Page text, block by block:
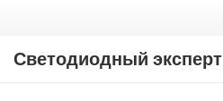
Светодиодный эксперт